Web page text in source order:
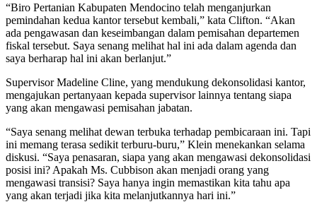
“Biro Pertanian Kabupaten Mendocino telah menganjurkan
pemindahan kedua kantor tersebut kembali,” kata Clifton. “Akan
ada pengawasan dan keseimbangan dalam pemisahan departemen
fiskal tersebut. Saya senang melihat hal ini ada dalam agenda dan
saya berharap hal ini akan berlanjut.”
Supervisor Madeline Cline, yang mendukung dekonsolidasi kantor,
mengajukan pertanyaan kepada supervisor lainnya tentang siapa
yang akan mengawasi pemisahan jabatan.
“Saya senang melihat dewan terbuka terhadap pembicaraan ini. Tapi
ini memang terasa sedikit terburu-buru,” Klein menekankan selama
diskusi. “Saya penasaran, siapa yang akan mengawasi dekonsolidasi
posisi ini? Apakah Ms. Cubbison akan menjadi orang yang
mengawasi transisi? Saya hanya ingin memastikan kita tahu apa
yang akan terjadi jika kita melanjutkannya hari ini.”